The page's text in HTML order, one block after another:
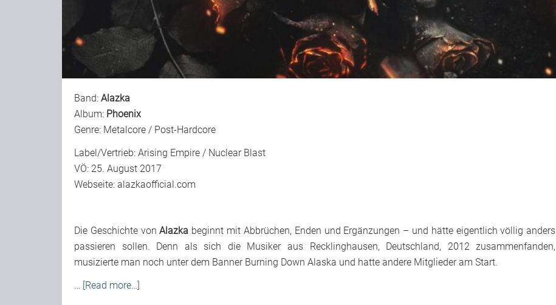
Band: Alazka
Album: Phoenix
Genre: Metalcore / Post-Hardcore
Label/Vertrieb: Arising Empire / Nuclear Blast
VÖ: 25. August 2017
Webseite: alazkaofficial.com
Die Geschichte vonAlazka beginnt mit Abbrüchen, Enden und Ergänzungen – und hätte eigentlich völlig anders
passieren sollen. Denn als sich die Musiker aus Recklinghausen, Deutschland, 2012 zusammenfanden,
musizierte man noch unter dem Banner Burning Down Alaska und hatte andere Mitglieder am Start.
… [Read more…]